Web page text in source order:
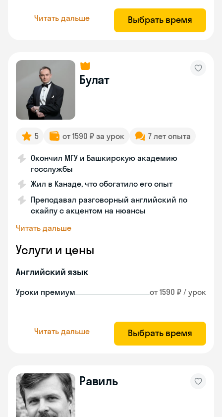
Читать дальше Выбрать время
Булат
5 от 1590 ₽ за урок 7 лет опыта
Окончил МГУ и Башкирскую академию
госслужбы
Жил в Канаде, что обогатило его опыт
Преподавал разговорный английский по
скайпу с акцентом на нюансы
Читать дальше
Услуги и цены
Английский язык
Уроки премиум от 1590 ₽ / урок
Читать дальше Выбрать время
Равиль